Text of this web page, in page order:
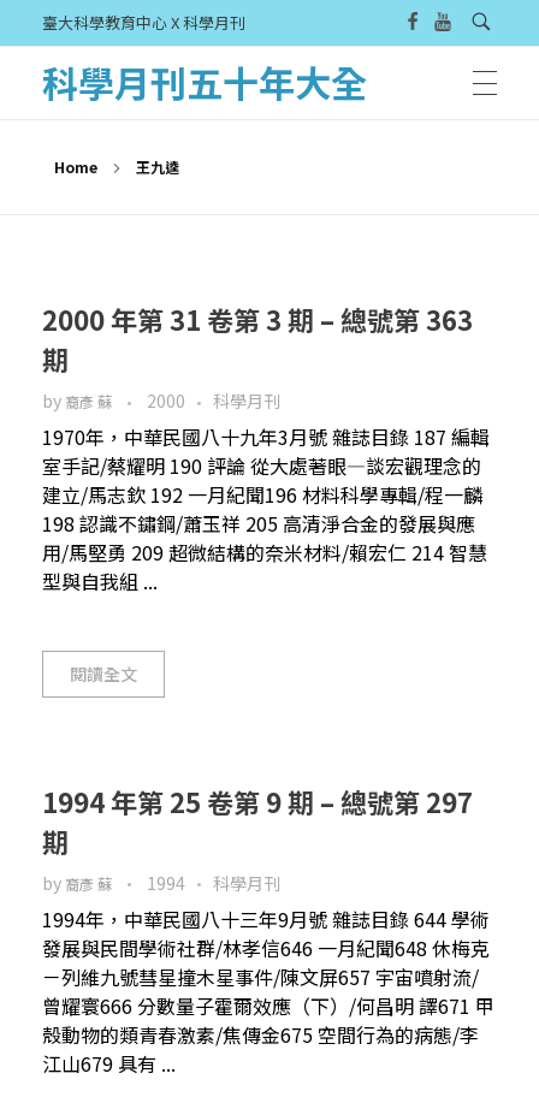
臺大科學教育中心 X 科學月刊
科學月刊五十年大全
Home 王九逵
2000 年第 31 卷第 3 期 – 總號第 363
期
by 裔彥 蘇 2000 科學月刊
1970年，中華民國八十九年3月號 雜誌目錄 187 編輯
室手記/蔡耀明 190 評論 從大處著眼—談宏觀理念的
建立/馬志欽 192 一月紀聞196 材料科學專輯/程一麟
198 認識不鏽鋼/蕭玉祥 205 高清淨合金的發展與應
用/馬堅勇 209 超微結構的奈米材料/賴宏仁 214 智慧
型與自我組 ...
閱讀全文
1994 年第 25 卷第 9 期 – 總號第 297
期
by 裔彥 蘇 1994 科學月刊
1994年，中華民國八十三年9月號 雜誌目錄 644 學術
發展與民間學術社群/林孝信646 一月紀聞648 休梅克
－列維九號彗星撞木星事件/陳文屏657 宇宙噴射流/
曾耀寰666 分數量子霍爾效應（下）/何昌明 譯671 甲
殼動物的類青春激素/焦傳金675 空間行為的病態/李
江山679 具有 ...